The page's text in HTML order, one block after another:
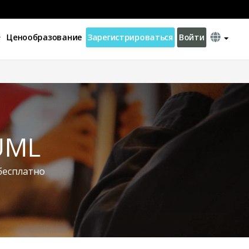
Ценообразование Зарегистрироваться Войти